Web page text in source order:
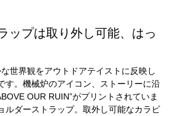
ップは取り外し可能、はっ
な世界観をアウトドアテイストに反映し
す。機械炉のアイコン、ストーリーに沿
OUR RUIN”がプリントされていま
ルダーストラップ。取外し可能なカラビ